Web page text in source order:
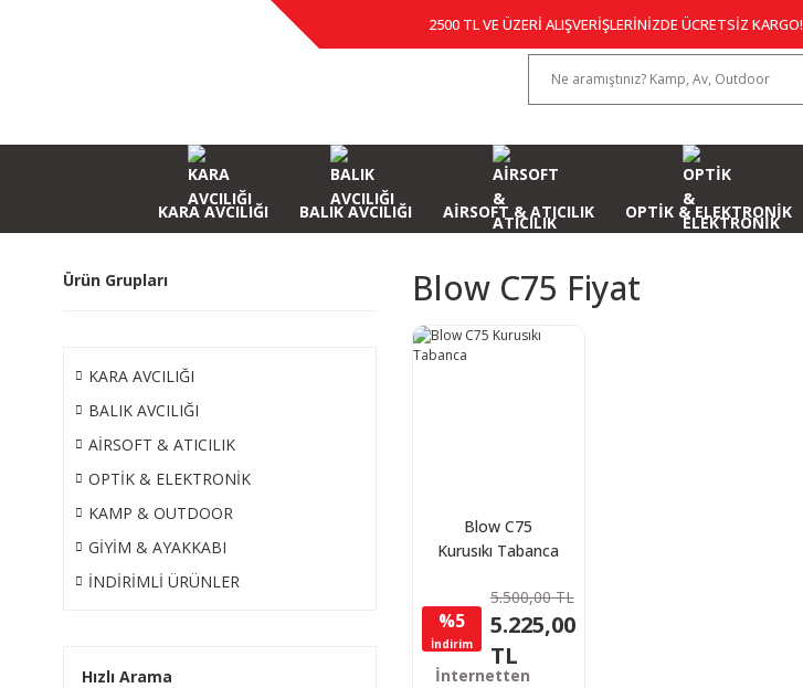
2500 TL VE ÜZERİ ALIŞVERİŞLERİNİZDE ÜCRETSİZ KARGO!
KARA AVCILIĞI BALIK AVCILIĞI AİRSOFT & ATICILIK OPTİK & ELEKTRONİK
Ürün Grupları
KARA AVCILIĞI
BALIK AVCILIĞI
AİRSOFT & ATICILIK
OPTİK & ELEKTRONİK
KAMP & OUTDOOR
GİYİM & AYAKKABI
İNDİRİMLİ ÜRÜNLER
Hızlı Arama
Blow C75 Fiyat
Blow C75
Kurusıkı Tabanca
%5
İndirim
5.500,00 TL
5.225,00
TL
İnternetten